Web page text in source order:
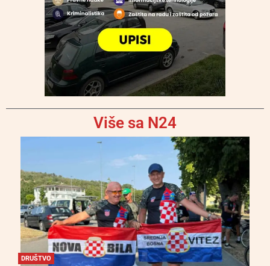
Više sa N24
DRUŠTVO